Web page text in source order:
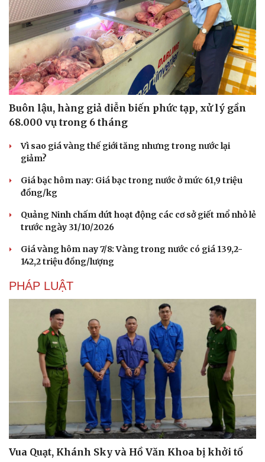
Văn hóa
Sân khấu - Điện ảnh
Âm nhạc
Di sản
Giải trí
Sao Việt
Buôn lậu, hàng giả diễn biến phức tạp, xử lý gần
68.000 vụ trong 6 tháng
Vì sao giá vàng thế giới tăng nhưng trong nước lại
giảm?
Giá bạc hôm nay: Giá bạc trong nước ở mức 61,9 triệu
đồng/kg
Quảng Ninh chấm dứt hoạt động các cơ sở giết mổ nhỏ lẻ
trước ngày 31/10/2026
Giá vàng hôm nay 7/8: Vàng trong nước có giá 139,2-
142,2 triệu đồng/lượng
PHÁP LUẬT
Vua Quạt, Khánh Sky và Hồ Văn Khoa bị khởi tố